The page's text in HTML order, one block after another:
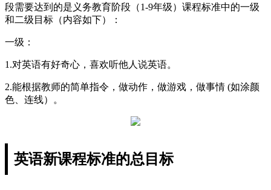
段需要达到的是义务教育阶段（1-9年级）课程标准中的一级
和二级目标（内容如下）：
一级：
1.对英语有好奇心，喜欢听他人说英语。
2.能根据教师的简单指令，做动作，做游戏，做事情 (如涂颜
色、连线）。
英语新课程标准的总目标